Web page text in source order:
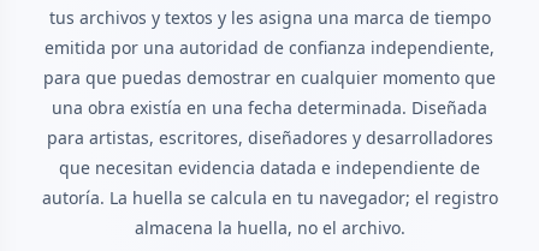
tus archivos y textos y les asigna una marca de tiempo
emitida por una autoridad de confianza independiente,
para que puedas demostrar en cualquier momento que
una obra existía en una fecha determinada. Diseñada
para artistas, escritores, diseñadores y desarrolladores
que necesitan evidencia datada e independiente de
autoría. La huella se calcula en tu navegador; el registro
almacena la huella, no el archivo.